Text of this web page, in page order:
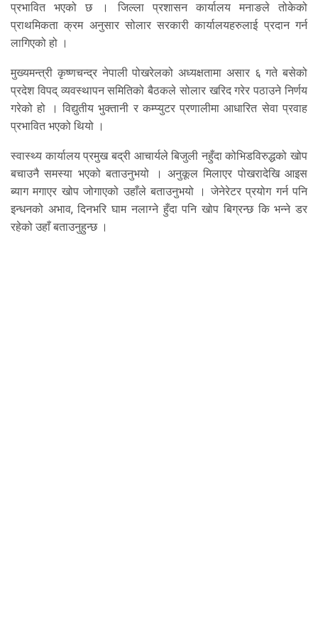
प्रभावित भएको छ । जिल्ला प्रशासन कार्यालय मनाङले तोकेको
प्राथमिकता क्रम अनुसार सोलार सरकारी कार्यालयहरुलाई प्रदान गर्न
लागिएको हो ।
मुख्यमन्त्री कृष्णचन्द्र नेपाली पोखरेलको अध्यक्षतामा असार ६ गते बसेको
प्रदेश विपद् व्यवस्थापन समितिको बैठकले सोलार खरिद गरेर पठाउने निर्णय
गरेको हो । विद्युतीय भुक्तानी र कम्प्युटर प्रणालीमा आधारित सेवा प्रवाह
प्रभावित भएको थियो ।
स्वास्थ्य कार्यालय प्रमुख बद्री आचार्यले बिजुली नहुँदा कोभिडविरुद्धको खोप
बचाउनै समस्या भएको बताउनुभयो । अनुकूल मिलाएर पोखरादेखि आइस
ब्याग मगाएर खोप जोगाएको उहाँले बताउनुभयो । जेनेरेटर प्रयोग गर्न पनि
इन्धनको अभाव, दिनभरि घाम नलाग्ने हुँदा पनि खोप बिग्रन्छ कि भन्ने डर
रहेको उहाँ बताउनुहुन्छ ।